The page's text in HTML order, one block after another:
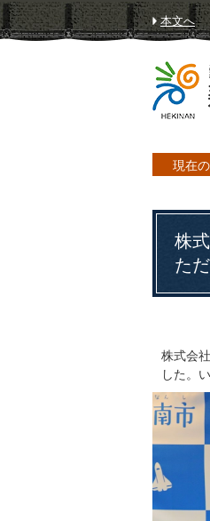
本文へ
現在
株
た
株式会
した。